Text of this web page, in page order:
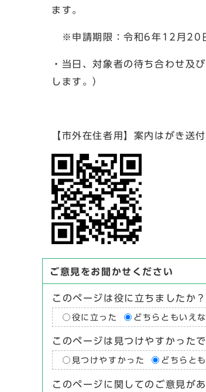
ます。
※申請期限：令和6年12月20日
・当日、対象者の待ち合わせ及
します。）
【市外在住者用】案内はがき送
ご意見をお聞かせください
このページは役に立ちましたか？
役に立った どちらともいえ
このページは見つけやすかったで
見つけやすかった どちらと
このページに関してのご意見が